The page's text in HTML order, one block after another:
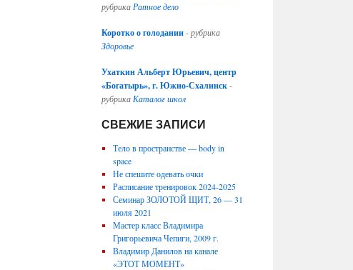
рубрика Ратное дело
Коротко о голодании-рубрика
Здоровье
Ухаткин Альберт Юрьевич, центр
«Богатырь», г. Южно-Схалинск-
рубрика Каталог школ
СВЕЖИЕ ЗАПИСИ
Тело в пространстве — body in
space
Не спешите одевать очки
Расписание тренировок 2024-2025
Семинар ЗОЛОТОЙ ЩИТ, 26 — 31
июля 2021
Мастер класс Владимира
Григорьевича Чепиги, 2009 г.
Владимир Данилов на канале
«ЭТОТ МОМЕНТ»